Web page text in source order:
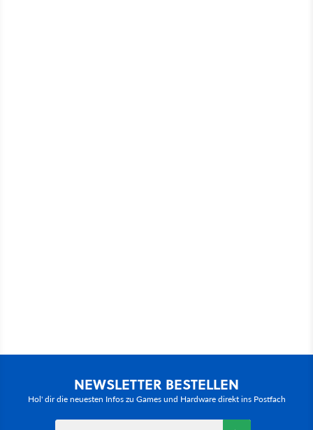
NEWSLETTER BESTELLEN
Hol' dir die neuesten Infos zu Games und Hardware direkt ins Postfach